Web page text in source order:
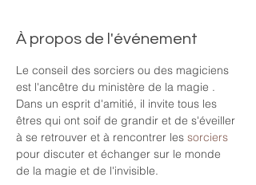
À propos de l'événement
Le conseil des sorciers ou des magiciens
est l'ancêtre du ministère de la magie .
Dans un esprit d'amitié, il invite tous les
êtres qui ont soif de grandir et de s'éveiller
à se retrouver et à rencontrer les sorciers
pour discuter et échanger sur le monde
de la magie et de l'invisible.